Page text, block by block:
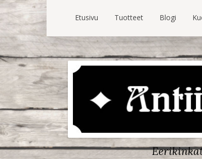
Etusivu Tuotteet Blogi